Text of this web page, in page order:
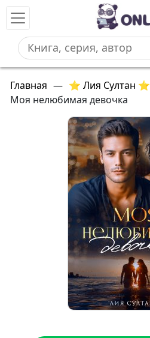
Главная — ⭐ Лия Султан ⭐
Моя нелюбимая девочка